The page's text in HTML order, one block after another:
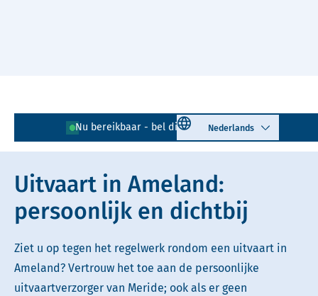
Nu bereikbaar - bel direct! 0519 - 728 067
Select language
Lees voor Uitleg woorden
Simpele tekst
Uitvaart in Ameland:
persoonlijk en dichtbij
Ziet u op tegen het regelwerk rondom een uitvaart in
Ameland? Vertrouw het toe aan de persoonlijke
uitvaartverzorger van Meride; ook als er geen